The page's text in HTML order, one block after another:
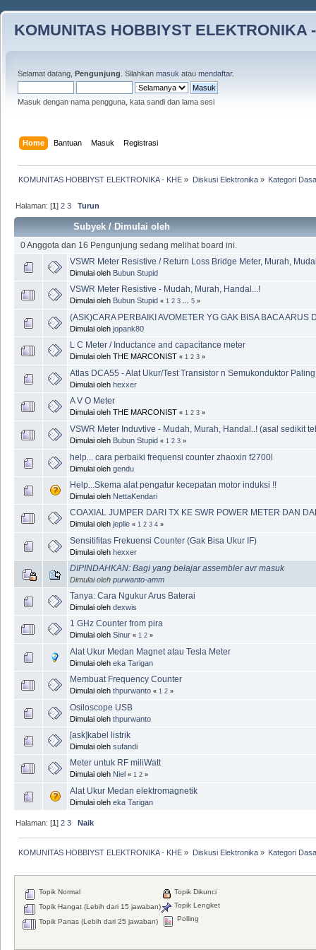
KOMUNITAS HOBBIYST ELEKTRONIKA
Selamat datang, Pengunjung . Silahkan masuk atau mendaftar.
Masuk dengan nama pengguna, kata sandi dan lama sesi
Home Bantuan Masuk Registrasi
KOMUNITAS HOBBIYST ELEKTRONIKA - KHE » Diskusi Elektronika» Kategori
Halaman: [1]2 3 Turun
Subyek /Dimulai oleh
0 Anggota dan 16 Pengunjung sedang melihat board ini.
VSWR Meter Resistive / Return Loss Bridge Meter, Murah,
Dimulai oleh Bubun Stupid
VSWR Meter Resistive - Mudah, Murah, Handal...!
Dimulai oleh Bubun Stupid « 1 2 3 5 »
(ASK)CARA PERBAIKI AVOMETER YG GAK BISA BACA ARUS
Dimulai oleh jopank80
L C Meter / Inductance and capacitance meter
Dimulai oleh THE MARCONIST « 1 2 3 »
Atlas DCA55 - Alat Ukur/Test Transistor n Semukonduktor
Dimulai oleh hexxer
A V O Meter
Dimulai oleh THE MARCONIST « 1 2 3 »
VSWR Meter Induvtive - Mudah, Murah, Handal..! (asal sedikit
Dimulai oleh Bubun Stupid « 1 2 3 »
help... cara perbaiki frequensi counter zhaoxin f2700l
Dimulai oleh gendu
Help...Skema alat pengatur kecepatan motor induksi !!
Dimulai oleh NettaKendari
COAXIAL JUMPER DARI TX KE SWR POWER METER DAN
Dimulai oleh jeplie « 1 2 3 4 »
Sensitifitas Frekuensi Counter (Gak Bisa Ukur IF)
Dimulai oleh hexxer
DIPINDAHKAN: Bagi yang belajar assembler avr masuk
Dimulai oleh purwanto-amm
Tanya: Cara Ngukur Arus Baterai
Dimulai oleh dexwis
1 GHz Counter from pira
Dimulai oleh Sinur « 1 2 »
Alat Ukur Medan Magnet atau Tesla Meter
Dimulai oleh eka Tarigan
Membuat Frequency Counter
Dimulai oleh thpurwanto « 1 2 »
Osiloscope USB
Dimulai oleh thpurwanto
[ask]kabel listrik
Dimulai oleh sufandi
Meter untuk RF miliWatt
Dimulai oleh Niel « 1 2 »
Alat Ukur Medan elektromagnetik
Dimulai oleh eka Tarigan
Halaman: [1]2 3 Naik
KOMUNITAS HOBBIYST ELEKTRONIKA - KHE » Diskusi Elektronika» Kategori
Topik Normal
Topik Hangat (Lebih dari 15 jawaban)
Topik Panas (Lebih dari 25 jawaban)
Topik Dikunci
Topik Lengket
Polling